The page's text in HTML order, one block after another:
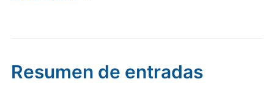
Resumen de entradas